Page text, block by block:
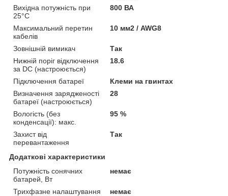
Вихідна потужність при
25°C
800 ВА
Максимальний перетин
кабелів
10 мм2 / AWG8
Зовнішній вимикач
Так
Нижній поріг відключення
за DC (настроюється)
18.6
Підключення батареї
Клеми на гвинтах
Визначення зарядженості
батареї (настроюється)
28
Вологість (без
конденсації): макс.
95 %
Захист від
перевантаження
Так
Додаткові характеристики
Потужність сонячних
батарей, Вт
немає
Трихфазне налаштування
немає